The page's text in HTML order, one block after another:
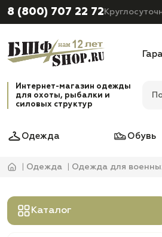
8 (800) 707 22 72
Интернет-магазин одежды
для охоты, рыбалки и
силовых структур
Одежда Обувь
Одежда Одежда для
Каталог